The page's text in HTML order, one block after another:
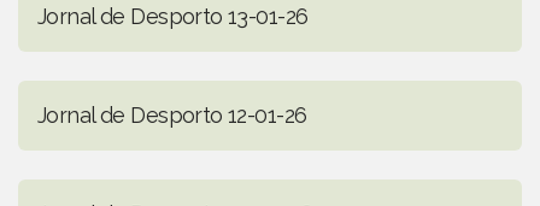
Jornal de Desporto 13-01-26
Jornal de Desporto 12-01-26